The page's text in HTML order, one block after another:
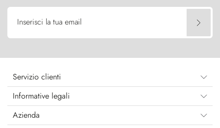
Inserisci la tua email
Servizio clienti
Informative legali
Azienda